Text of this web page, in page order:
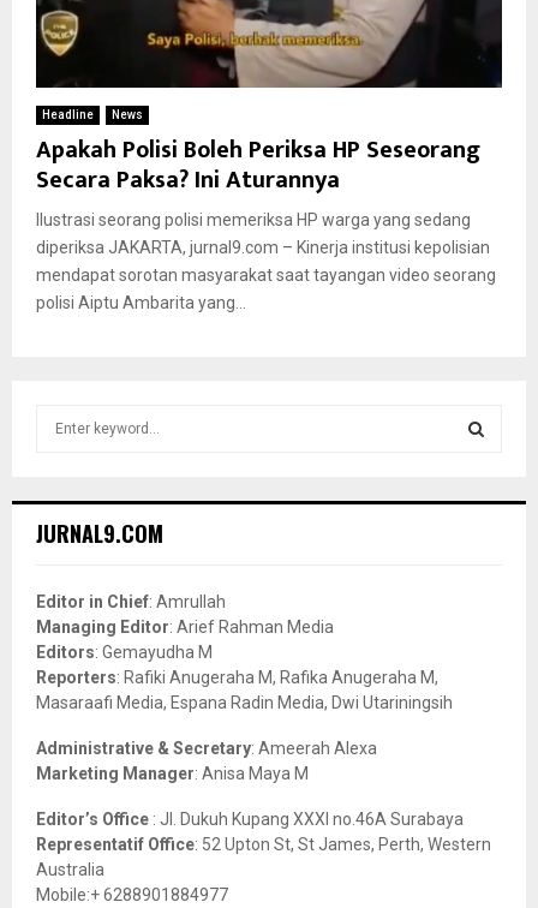
Headline News
Apakah Polisi Boleh Periksa HP Seseorang
Secara Paksa? Ini Aturannya
Ilustrasi seorang polisi memeriksa HP warga yang sedang
diperiksa JAKARTA, jurnal9.com – Kinerja institusi kepolisian
mendapat sorotan masyarakat saat tayangan video seorang
polisi Aiptu Ambarita yang...
h
o
r
:
JURNAL9.COM
Editor in Chief: Amrullah
Managing Editor: Arief Rahman Media
Editors: Gemayudha M
Reporters: Rafiki Anugeraha M, Rafika Anugeraha M,
Masaraafi Media, Espana Radin Media, Dwi Utariningsih
Administrative & Secretary: Ameerah Alexa
Marketing Manager: Anisa Maya M
Editor’s Office : Jl. Dukuh Kupang XXXI no.46A Surabaya
Representatif Office: 52 Upton St, St James, Perth, Western
Australia
Mobile:+ 6288901884977